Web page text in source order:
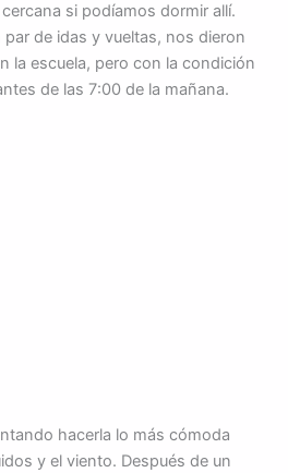
si podíamos dormir allí.
de idas y vueltas, nos dieron
la escuela, pero con la condición
de las 7:00 de la mañana.
hacerla lo más cómoda
y el viento. Después de un